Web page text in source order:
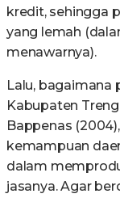
kredit, sehingga
yang lemah
menawarnya).
Lalu, bagaimana
Kabupaten
Bappenas
kemampuan
dalam
jasanya. Agar